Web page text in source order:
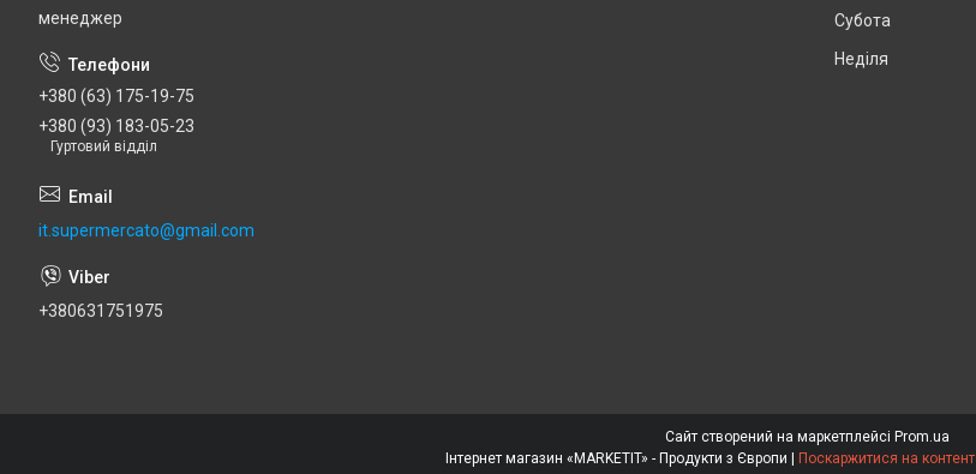
менеджер
+380 (63) 175-19-75
+380 (93) 183-05-23
Гуртовий відділ
it.supermercato@gmail.com
+380631751975
Субота
Неділя
Сайт створений на маркетплейсі Prom.ua
Поскаржитися на контент